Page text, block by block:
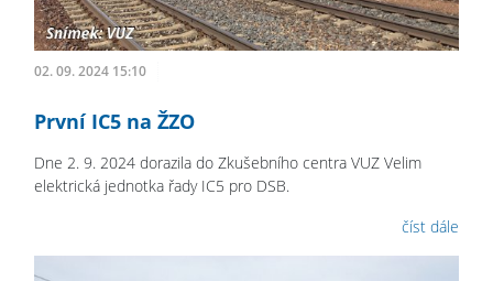
02. 09. 2024 15:10
První IC5 na ŽZO
Dne 2. 9. 2024 dorazila do Zkušebního centra VUZ Velim
elektrická jednotka řady IC5 pro DSB.
číst dále